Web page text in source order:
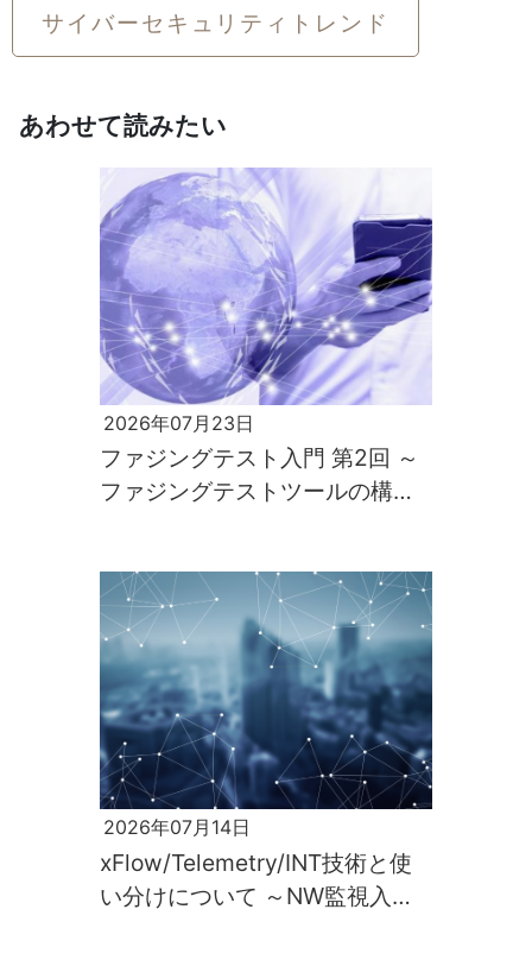
サイバーセキュリティトレンド
あわせて読みたい
2026年07月23日
ファジングテスト入門 第2回 ～
ファジングテストツールの構築
2026年07月14日
xFlow/Telemetry/INT技術と使
い分けについて ～NW監視入門